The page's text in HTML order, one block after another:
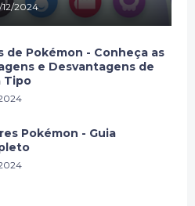
2024
de Pokémon - Conheça as
e Desvantagens de
Tipo
Pokémon - Guia